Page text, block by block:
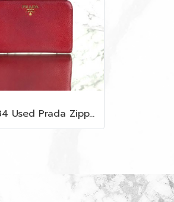
MP-10534 Used Prada Zippy Medium Wallet In Fuoco Saffiano GHW